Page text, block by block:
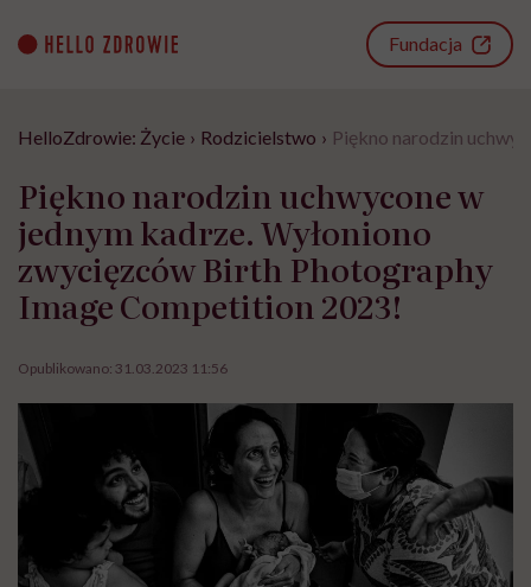
content
Fundacja
HelloZdrowie: Życie › Rodzicielstwo › Piękno narodzin
Piękno narodzin uchwycone w
jednym kadrze. Wyłoniono
zwycięzców Birth Photography
Image Competition 2023!
Opublikowano: 31.03.2023 11:56